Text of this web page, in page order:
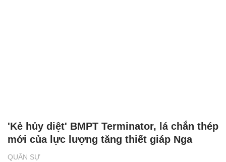
QUÂN SỰ
'Kẻ hủy diệt' BMPT Terminator, lá chắn thép
mới của lực lượng tăng thiết giáp Nga